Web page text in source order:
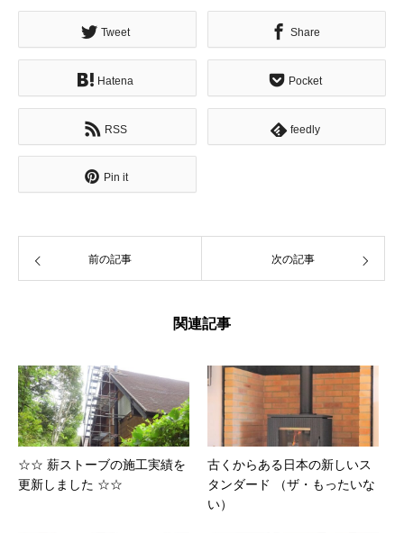
Tweet Share
Hatena Pocket
RSS feedly
Pin it
前の記事 次の記事
関連記事
☆☆ 薪ストーブの施工実績を
更新しました ☆☆
古くからある日本の新しいス
タンダード （ザ・もったいな
い）